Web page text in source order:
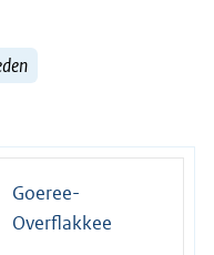
Goeree-
Overflakkee